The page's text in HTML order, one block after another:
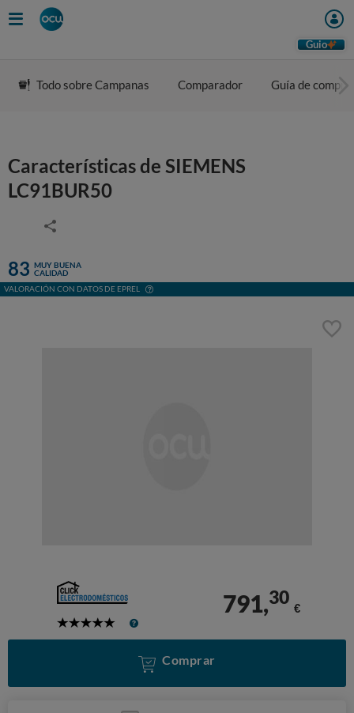
Guio
Todo sobre Campanas Comparador Guía de compra
Características de SIEMENS
LC91BUR50
83 MUY BUENA
CALIDAD
VALORACIÓN CON DATOS DE EPREL
5
791,30
€
Comprar